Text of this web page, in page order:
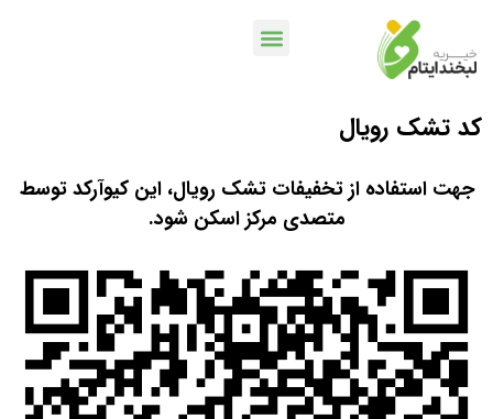
کد تشک رویال
جهت استفاده از تخفیفات تشک رویال، این کیوآرکد توسط
متصدی مرکز اسکن شود.